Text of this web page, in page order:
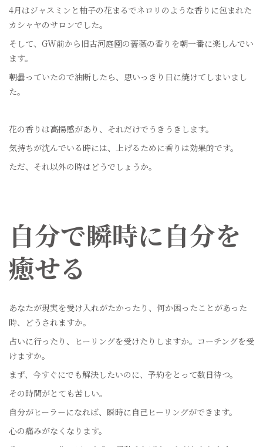
4月はジャスミンと柚子の花まるでネロリのような香りに包まれた
カシャヤのサロンでした。
そして、GW前から旧古河庭園の薔薇の香りを朝一番に楽しんでい
ます。
朝曇っていたので油断したら、思いっきり日に焼けてしまいまし
た。
花の香りは高揚感があり、それだけでうきうきします。
気持ちが沈んでいる時には、上げるために香りは効果的です。
ただ、それ以外の時はどうでしょうか。
自分で瞬時に自分を
癒せる
あなたが現実を受け入れがたかったり、何か困ったことがあった
時、どうされますか。
占いに行ったり、ヒーリングを受けたりしますか。コーチングを受
けますか。
まず、今すぐにでも解決したいのに、予約をとって数日待つ。
その時間がとても苦しい。
自分がヒーラーになれば、瞬時に自己ヒーリングができます。
心の痛みがなくなります。